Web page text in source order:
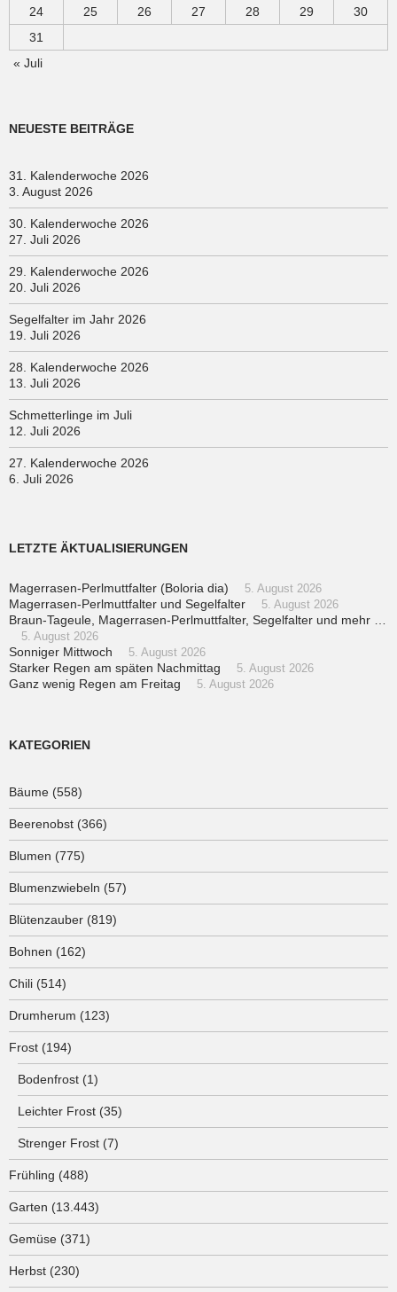
24
25 26 27 28 29
30
31
« Juli
NEUESTE BEITRÄGE
31. Kalenderwoche 2026
3. August 2026
30. Kalenderwoche 2026
27. Juli 2026
29. Kalenderwoche 2026
20. Juli 2026
Segelfalter im Jahr 2026
19. Juli 2026
28. Kalenderwoche 2026
13. Juli 2026
Schmetterlinge im Juli
12. Juli 2026
27. Kalenderwoche 2026
6. Juli 2026
LETZTE ÄKTUALISIERUNGEN
Magerrasen-Perlmuttfalter (Boloria dia) 5. August 2026
Magerrasen-Perlmuttfalter und Segelfalter 5. August 2026
Braun-Tageule, Magerrasen-Perlmuttfalter, Segelfalter und mehr …
5. August 2026
Sonniger Mittwoch 5. August 2026
Starker Regen am späten Nachmittag 5. August 2026
Ganz wenig Regen am Freitag 5. August 2026
KATEGORIEN
Bäume (558)
Beerenobst (366)
Blumen (775)
Blumenzwiebeln (57)
Blütenzauber (819)
Bohnen (162)
Chili (514)
Drumherum (123)
Frost (194)
Bodenfrost (1)
Leichter Frost (35)
Strenger Frost (7)
Frühling (488)
Garten (13.443)
Gemüse (371)
Herbst (230)